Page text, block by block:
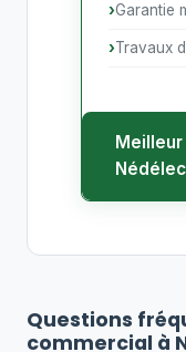
Garantie
Travaux
Nédélec
Questions
commercial à